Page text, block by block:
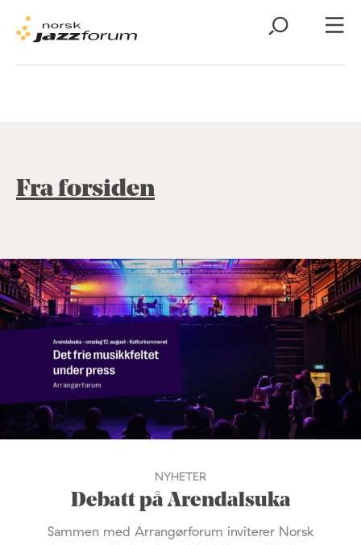
Fra forsiden
NYHETER
Debatt på Arendalsuka
Sammen med Arrangørforum inviterer Norsk